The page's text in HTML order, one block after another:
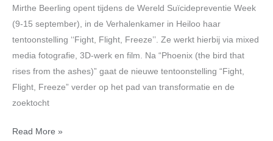
Mirthe Beerling opent tijdens de Wereld Suïcidepreventie Week
(9-15 september), in de Verhalenkamer in Heiloo haar
tentoonstelling ‘‘Fight, Flight, Freeze’’. Ze werkt hierbij via mixed
media fotografie, 3D-werk en film. Na “Phoenix (the bird that
rises from the ashes)” gaat de nieuwe tentoonstelling “Fight,
Flight, Freeze” verder op het pad van transformatie en de
zoektocht
Read More »